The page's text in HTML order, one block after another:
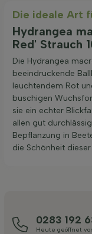
Die ideale Art
Hydrangea
Red' Strauch
Die Hydrangea
beeindruckende
leuchtendem Rot
buschigen
sie ein echter
allen gut
Bepflanzung in
die Schönheit
0283 192
Heute geöffnet